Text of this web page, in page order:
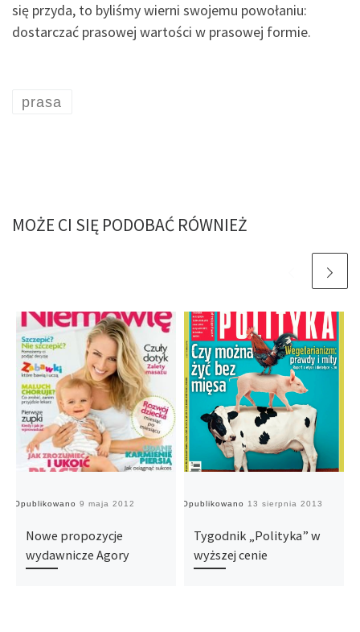
się przyda, to byliśmy wierni swojemu powołaniu:
dostarczać prasowej wartości w prasowej formie.
prasa
MOŻE CI SIĘ PODOBAĆ RÓWNIEŻ
Opublikowano 9 maja 2012
Nowe propozycje
wydawnicze Agory
Opublikowano 13 sierpnia 2013
Tygodnik „Polityka” w
wyższej cenie